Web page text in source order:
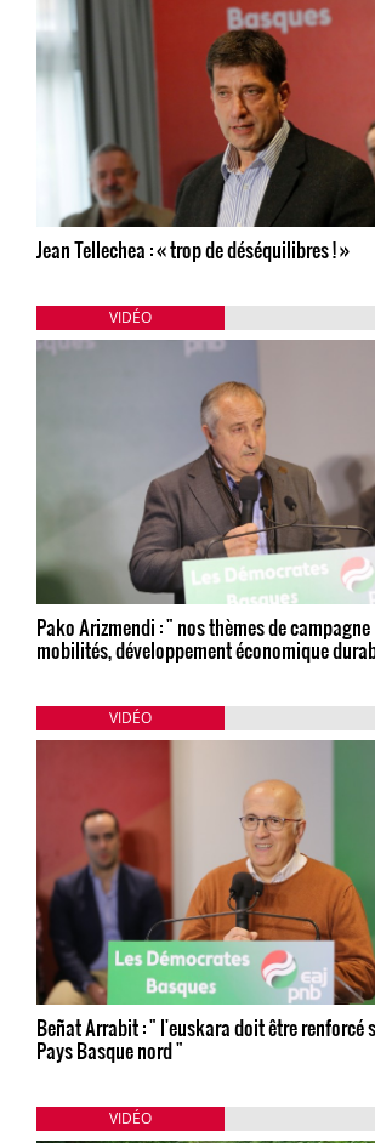
Jean Tellechea : « trop de déséquilibres ! »
VIDÉO
Pako Arizmendi : " nos thèmes de
mobilités, développement économique
VIDÉO
Beñat Arrabit : " l'euskara doit être renforcé
Pays Basque nord "
VIDÉO